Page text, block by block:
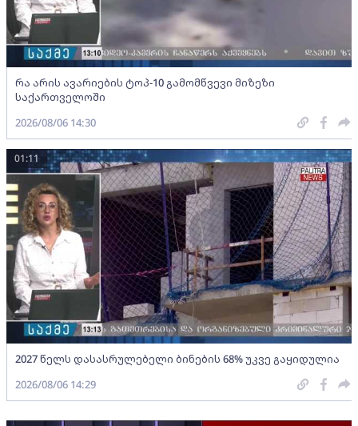
რა არის ავარიების ტოპ-10 გამომწვევი მიზეზი
საქართველოში
2026/08/06 14:30
2027 წელს დასასრულებელი ბინების 68% უკვე გაყიდულია
01:11
2026/08/06 14:29